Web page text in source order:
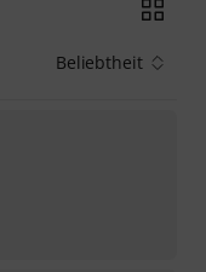
Beliebtheit